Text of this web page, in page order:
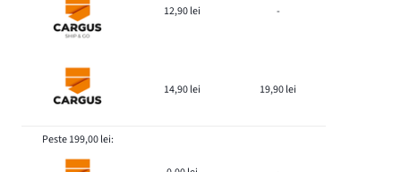
12,90 lei -
14,90 lei 19,90 lei
Peste 199,00 lei: